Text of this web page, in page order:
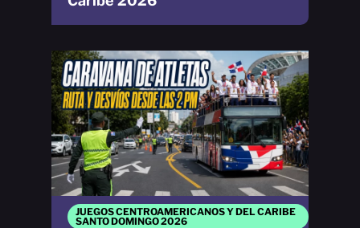
JUEGOS CENTROAMERICANOS Y DEL CARIBE
SANTO DOMINGO 2026